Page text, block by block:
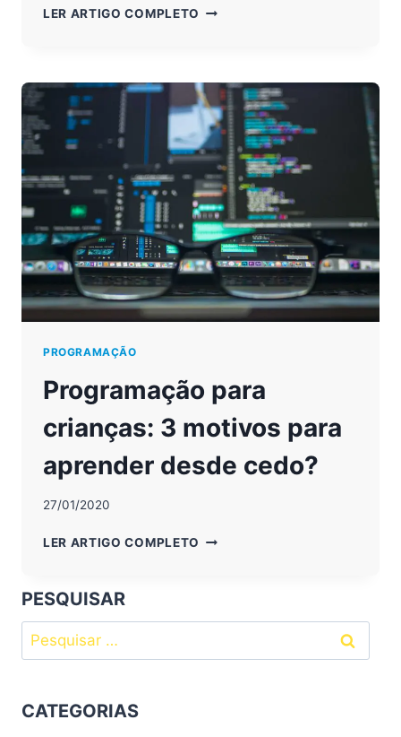
LER ARTIGO COMPLETO COMO
COGNITIVO
ATRAVÉS
DA
PROGRAMAÇÃO
PROGRAMAÇÃO
Programação para
crianças: 3 motivos para
aprender desde cedo?
27/01/2020
LER ARTIGO COMPLETO PROGRAMAÇÃO
PESQUISAR
Pesquisar
por:
CATEGORIAS